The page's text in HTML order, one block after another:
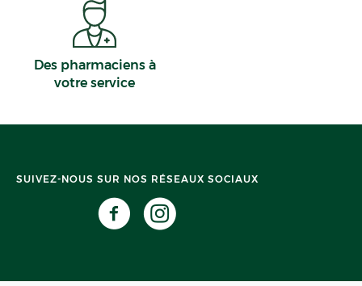
Des pharmaciens à
votre service
SUIVEZ-NOUS SUR NOS RÉSEAUX SOCIAUX